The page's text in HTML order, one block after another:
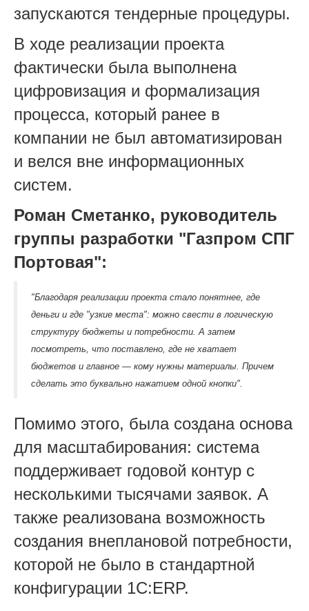
запускаются тендерные процедуры.
В ходе реализации проекта
фактически была выполнена
цифровизация и формализация
процесса, который ранее в
компании не был автоматизирован
и велся вне информационных
систем.
Роман Сметанко, руководитель
группы разработки "Газпром СПГ
Портовая":
"Благодаря реализации проекта стало понятнее, где
деньги и где "узкие места": можно свести в логическую
структуру бюджеты и потребности. А затем
посмотреть, что поставлено, где не хватает
бюджетов и главное — кому нужны материалы. Причем
сделать это буквально нажатием одной кнопки".
Помимо этого, была создана основа
для масштабирования: система
поддерживает годовой контур с
несколькими тысячами заявок. А
также реализована возможность
создания внеплановой потребности,
которой не было в стандартной
конфигурации 1С:ERP.